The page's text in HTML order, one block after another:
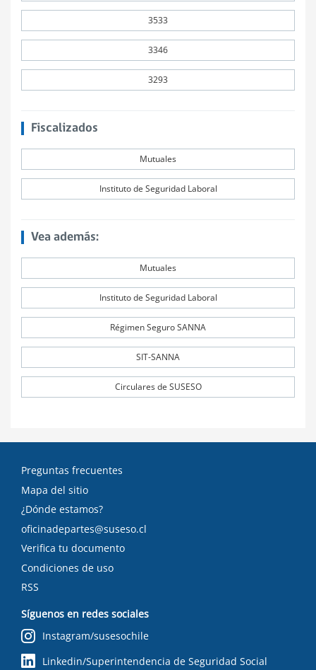
3533
3346
3293
Fiscalizados
Mutuales
Instituto de Seguridad Laboral
Vea además:
Mutuales
Instituto de Seguridad Laboral
Régimen Seguro SANNA
SIT-SANNA
Circulares de SUSESO
Preguntas frecuentes
Mapa del sitio
¿Dónde estamos?
oficinadepartes@suseso.cl
Verifica tu documento
Condiciones de uso
RSS
Síguenos en redes sociales
Instagram/susesochile
Linkedin/Superintendencia de Seguridad Social